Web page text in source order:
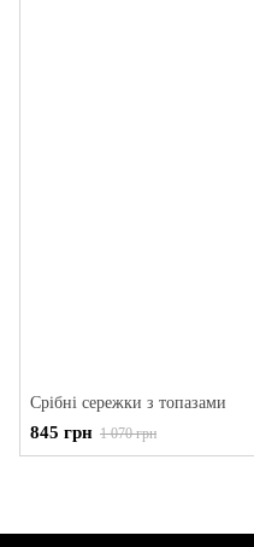
Срібні сережки з топазами
845 грн 1 070 грн